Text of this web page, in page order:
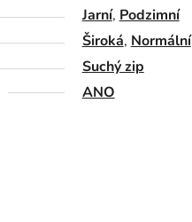
Jarní, Podzimní
Široká, Normální
Suchý zip
ANO